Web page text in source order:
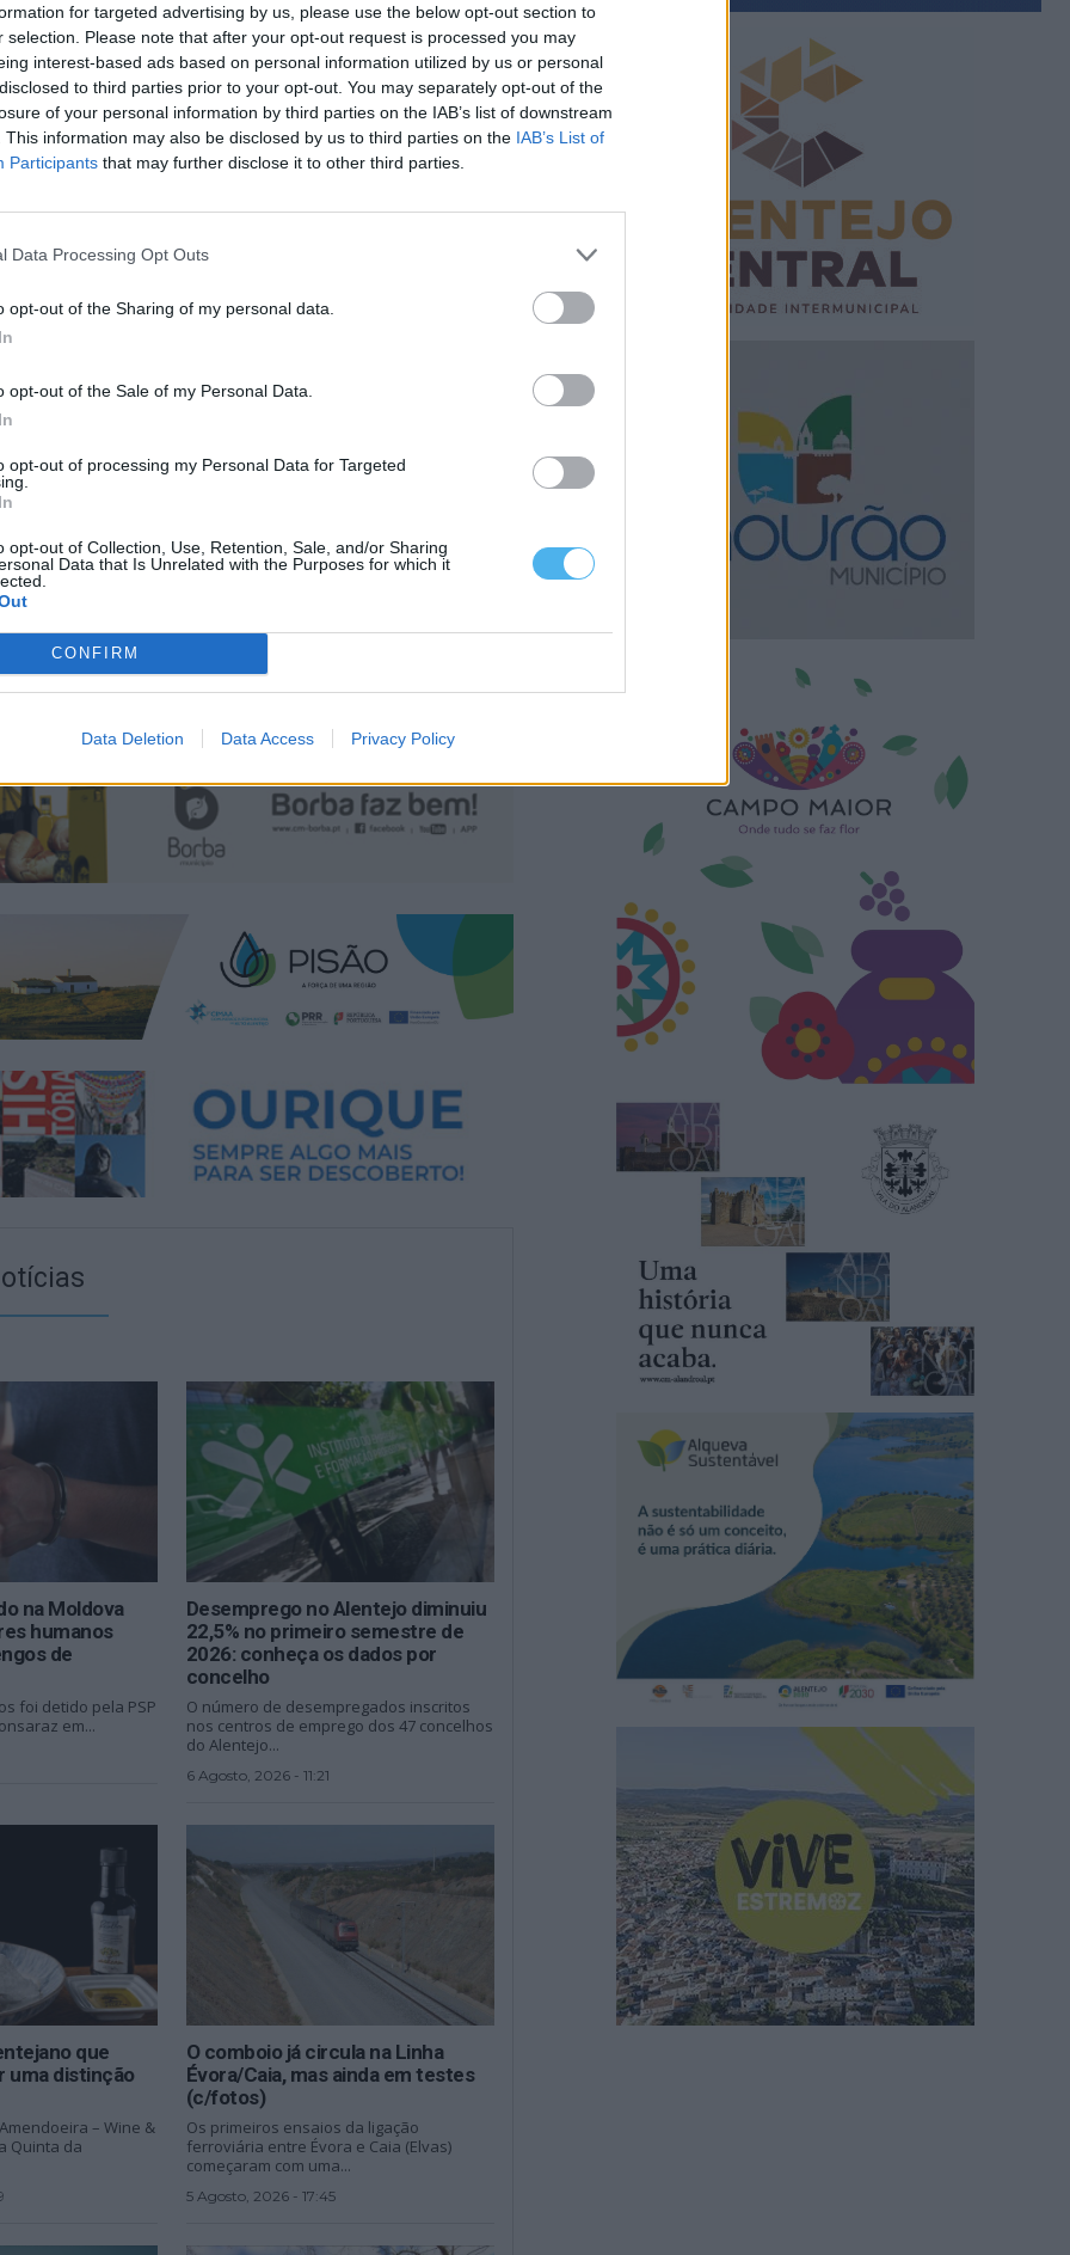
for targeted advertising by us, please use the below opt-out section to
selection. Please note that after your opt-out request is processed you may
interest-based ads based on personal information utilized by us or personal
to third parties prior to your opt-out. You may separately opt-out of the
of your personal information by third parties on the IAB’s list of downstream
This information may also be disclosed by us to third parties on the IAB’s List of
Participants that may further disclose it to other third parties.
Data Processing Opt Outs
opt-out of the Sharing of my personal data.
opt-out of the Sale of my Personal Data.
opt-out of processing my Personal Data for Targeted
opt-out of Collection, Use, Retention, Sale, and/or Sharing
Data that Is Unrelated with the Purposes for which it
CONFIRM
Data Deletion Data Access Privacy Policy
resultado que marcou gerações: o 7º lugar nos
de -63 kg. Este feito consolidou o seu estatuto
desempenha um papel essencial na formação dos
vitória “é mais do que um êxito individual”.
valores e competências transmitidos
rigor militar e mérito desportivo.
na Moldova
humanos
de
foi detido pela PSP
em...
Desemprego no Alentejo diminuiu
22,5% no primeiro semestre de
2026: conheça os dados por
concelho
O número de desempregados inscritos
nos centros de emprego dos 47 concelhos
do Alentejo...
6 Agosto, 2026 - 11:21
que
uma distinção
– Wine &
Quinta da
O comboio já circula na Linha
Évora/Caia, mas ainda em testes
(c/fotos)
Os primeiros ensaios da ligação
ferroviária entre Évora e Caia (Elvas)
começaram com uma...
5 Agosto, 2026 - 17:45